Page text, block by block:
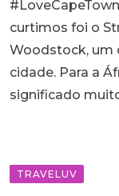
curtimos foi o
Woodstock, um
cidade. Para a
significado
TRAVELUV